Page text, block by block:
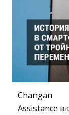
Changan
Assistance